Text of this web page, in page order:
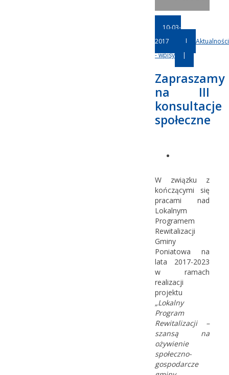
10-03-
2017
|
Aktualności
- wpisy
|
Zapraszamy
na III
konsultacje
społeczne
W związku z
kończącymi się
pracami nad
Lokalnym
Programem
Rewitalizacji
Gminy
Poniatowa na
lata 2017-2023
w ramach
realizacji
projektu
„Lokalny
Program
Rewitalizacji –
szansą na
ożywienie
społeczno-
gospodarcze